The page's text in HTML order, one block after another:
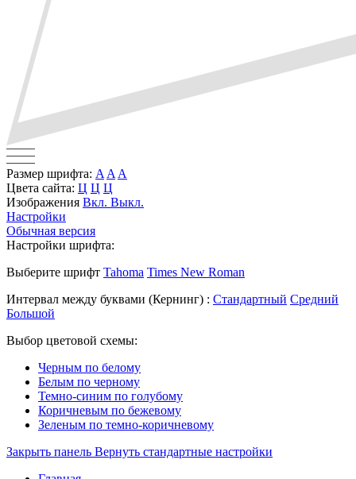
Размер шрифта: A A A
Цвета сайта: Ц Ц Ц
Изображения Вкл. Выкл.
Настройки
Обычная версия
Настройки шрифта:
Выберите шрифт Tahoma Times New Roman
Интервал между буквами (Кернинг) : Стандартный Средний
Большой
Выбор цветовой схемы:
Черным по белому
Белым по черному
Темно-синим по голубому
Коричневым по бежевому
Зеленым по темно-коричневому
Закрыть панель Вернуть стандартные настройки